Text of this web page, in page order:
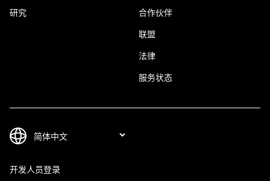
研究 合作伙伴
联盟
法律
服务状态
开发人员登录